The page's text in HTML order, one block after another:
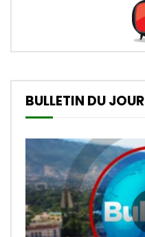
BULLETIN DU JOUR